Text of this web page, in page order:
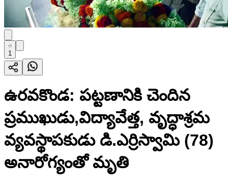
1
ఉరవకొండ: పట్టణానికి చెందిన
ప్రముఖుడు,విద్యావేత్త, వృద్ధాశ్రమ
వ్యవస్థాపకుడు డి.ఎర్రిస్వామి (78)
అనారోగ్యంతో మృతి